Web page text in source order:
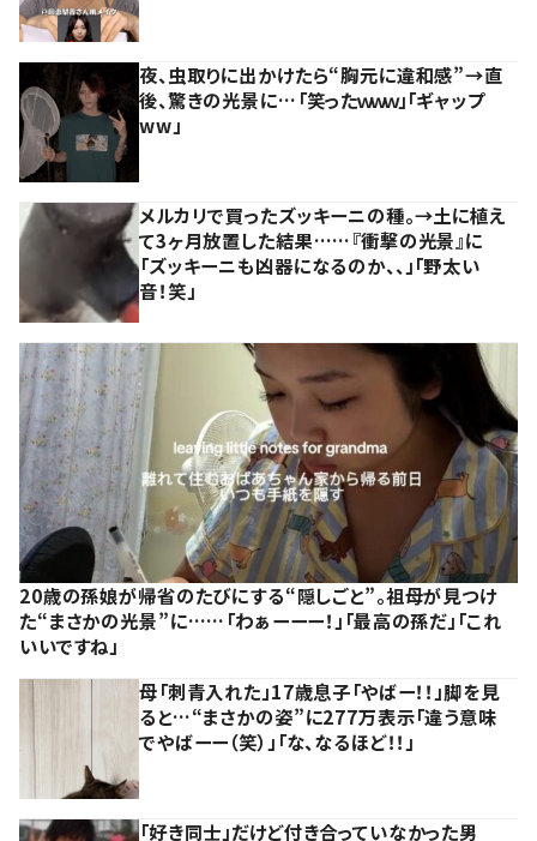
夜、虫取りに出かけたら“胸元に違和感”→直
後、驚きの光景に…「笑ったｗｗｗ」「ギャップ
ww」
メルカリで買ったズッキーニの種。→土に植え
て3ヶ月放置した結果……『衝撃の光景』に
「ズッキーニも凶器になるのか、、」「野太い
音！笑」
20歳の孫娘が帰省のたびにする“隠しごと”。祖母が見つけ
た“まさかの光景”に……「わぁーーー！」「最高の孫だ」「これ
いいですね」
母「刺青入れた」17歳息子「やばー！！」脚を見
ると…“まさかの姿”に277万表示「違う意味
でやばーー（笑）」「な、なるほど！！」
「好き同士」だけど付き合っていなかった男